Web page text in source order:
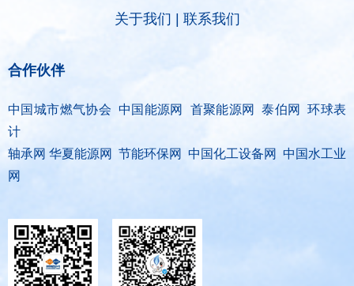
关于我们 联系我们
合作伙伴
中国城市燃气协会 中国能源网 首聚能源网 泰伯网 环球表
计
轴承网 华夏能源网 节能环保网 中国化工设备网 中国水工业
网